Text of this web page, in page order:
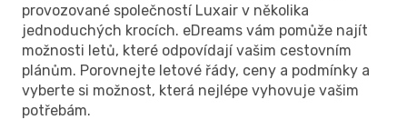
provozované společností Luxair v několika
jednoduchých krocích. eDreams vám pomůže najít
možnosti letů, které odpovídají vašim cestovním
plánům. Porovnejte letové řády, ceny a podmínky a
vyberte si možnost, která nejlépe vyhovuje vašim
potřebám.